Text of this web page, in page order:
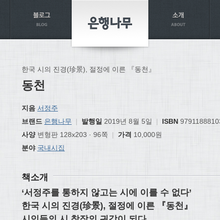
한국 시의 진경(珍景), 절정에 이른 『동천』
동천
지음 서정주
브랜드 은행나무 | 발행일 2019년 8월 5일 | ISBN
사양변형판 128x203 · 96쪽 | 가격 10,000원
분야 국내시집
책소개
‘서정주를 통하지 않고는 시에 이를 수 없다’
한국 시의 진경(珍景), 절정에 이른 『동천』